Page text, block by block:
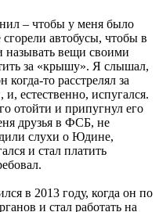
– чтобы у меня было
автобусы, чтобы в
называть вещи своими
за «крышу». Я слышал,
то расстрелял за
естественно, испугался.
отойти и припугнул его
друзья в ФСБ, не
слухи о Юдине,
и стал платить
в 2013 году, когда он по
и стал работать на